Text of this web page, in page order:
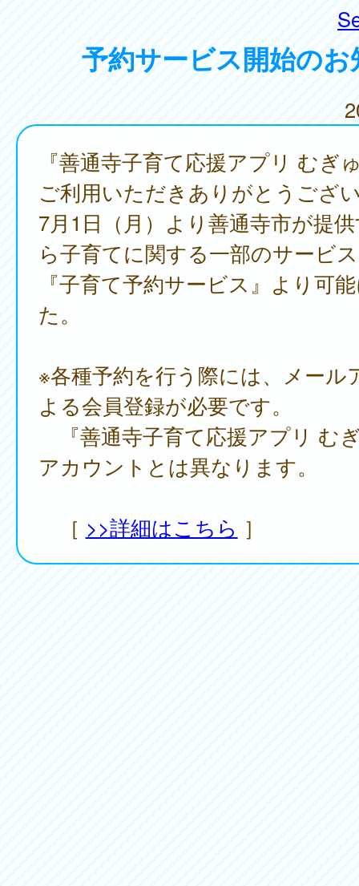
予約サービス開始の
『善通寺子育て応援アプリ むぎ
ご利用いただきありがとうござ
7月1日（月）より善通寺市が提
ら子育てに関する一部のサービ
『子育て予約サービス』より可
た。
※各種予約を行う際には、メール
よる会員登録が必要です。
『善通寺子育て応援アプリ む
アカウントとは異なります。
［ >>詳細はこちら ］